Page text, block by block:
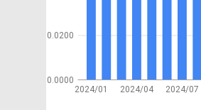
2024/01 2024/04 2024/07
0.0000
0.0200